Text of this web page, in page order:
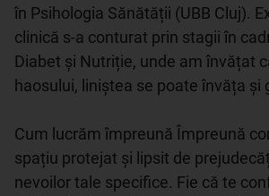
în Psihologia Sănătății (UBB Cluj).
clinică s-a conturat prin stagii în
Diabet și Nutriție, unde am învățat
haosului, liniștea se poate învăța și
Cum lucrăm împreună Împreună
spațiu protejat și lipsit de
nevoilor tale specifice. Fie că te